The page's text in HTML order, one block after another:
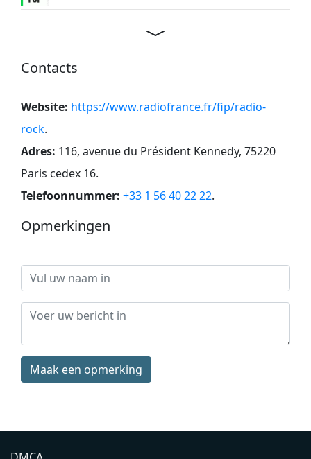
Contacts
Website: https://www.radiofrance.fr/fip/radio-
rock.
Adres: 116, avenue du Président Kennedy, 75220
Paris cedex 16.
Telefoonnummer: +33 1 56 40 22 22.
Opmerkingen
Maak een opmerking